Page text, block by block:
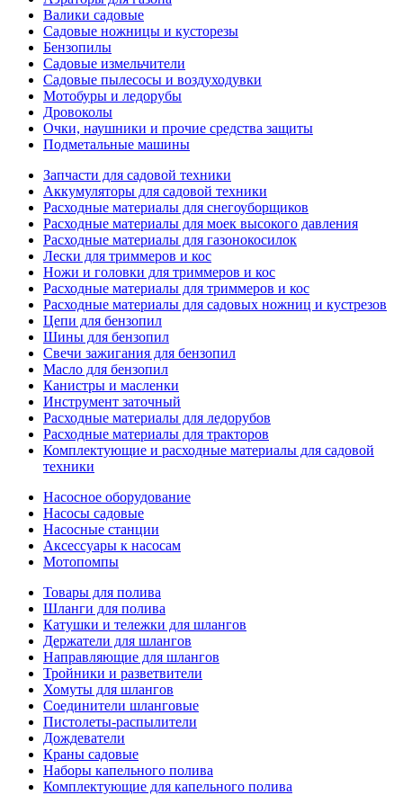
Валики садовые
Садовые ножницы и кусторезы
Бензопилы
Садовые измельчители
Садовые пылесосы и воздуходувки
Мотобуры и ледорубы
Дровоколы
Очки, наушники и прочие средства защиты
Подметальные машины
Запчасти для садовой техники
Аккумуляторы для садовой техники
Расходные материалы для снегоуборщиков
Расходные материалы для моек высокого давления
Расходные материалы для газонокосилок
Лески для триммеров и кос
Ножи и головки для триммеров и кос
Расходные материалы для триммеров и кос
Расходные материалы для садовых ножниц и кустрезов
Цепи для бензопил
Шины для бензопил
Свечи зажигания для бензопил
Масло для бензопил
Канистры и масленки
Инструмент заточный
Расходные материалы для ледорубов
Расходные материалы для тракторов
Комплектующие и расходные материалы для садовой
техники
Насосное оборудование
Насосы садовые
Насосные станции
Аксессуары к насосам
Мотопомпы
Товары для полива
Шланги для полива
Катушки и тележки для шлангов
Держатели для шлангов
Направляющие для шлангов
Тройники и разветвители
Хомуты для шлангов
Соединители шланговые
Пистолеты-распылители
Дождеватели
Краны садовые
Наборы капельного полива
Комплектующие для капельного полива